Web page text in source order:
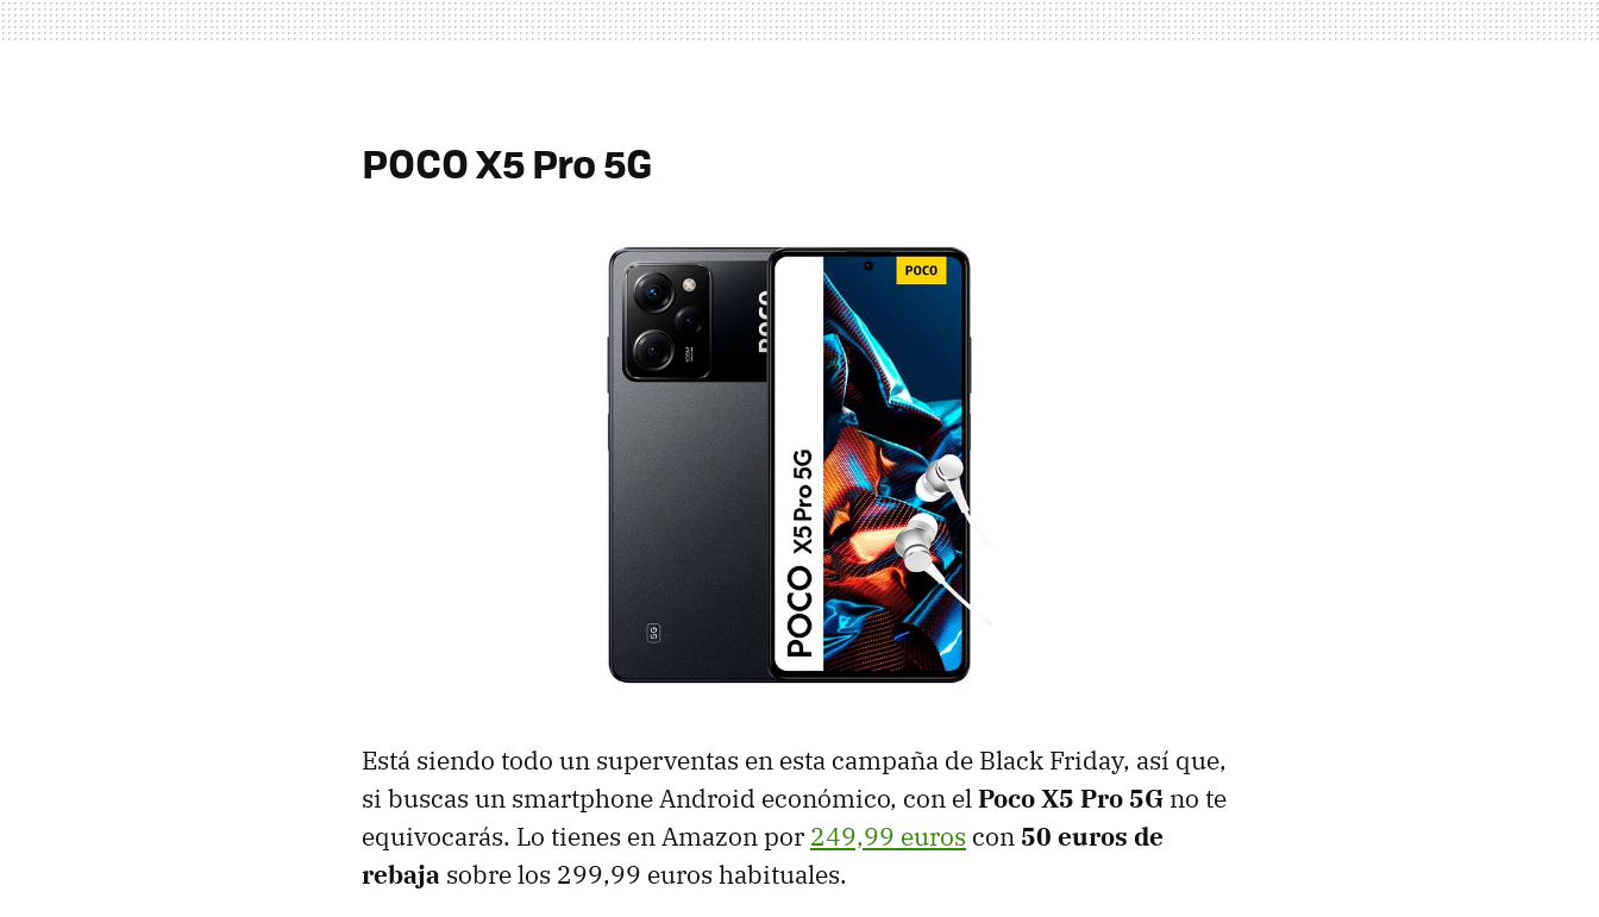
POCO X5 Pro 5G
Está siendo todo un superventas en esta campaña de Black Friday, así que,
si buscas un smartphone Android económico, con elPoco X5 Pro 5G no te
equivocarás. Lo tienes en Amazon por 249,99 euros con 50 euros de
rebaja sobre los 299,99 euros habituales.